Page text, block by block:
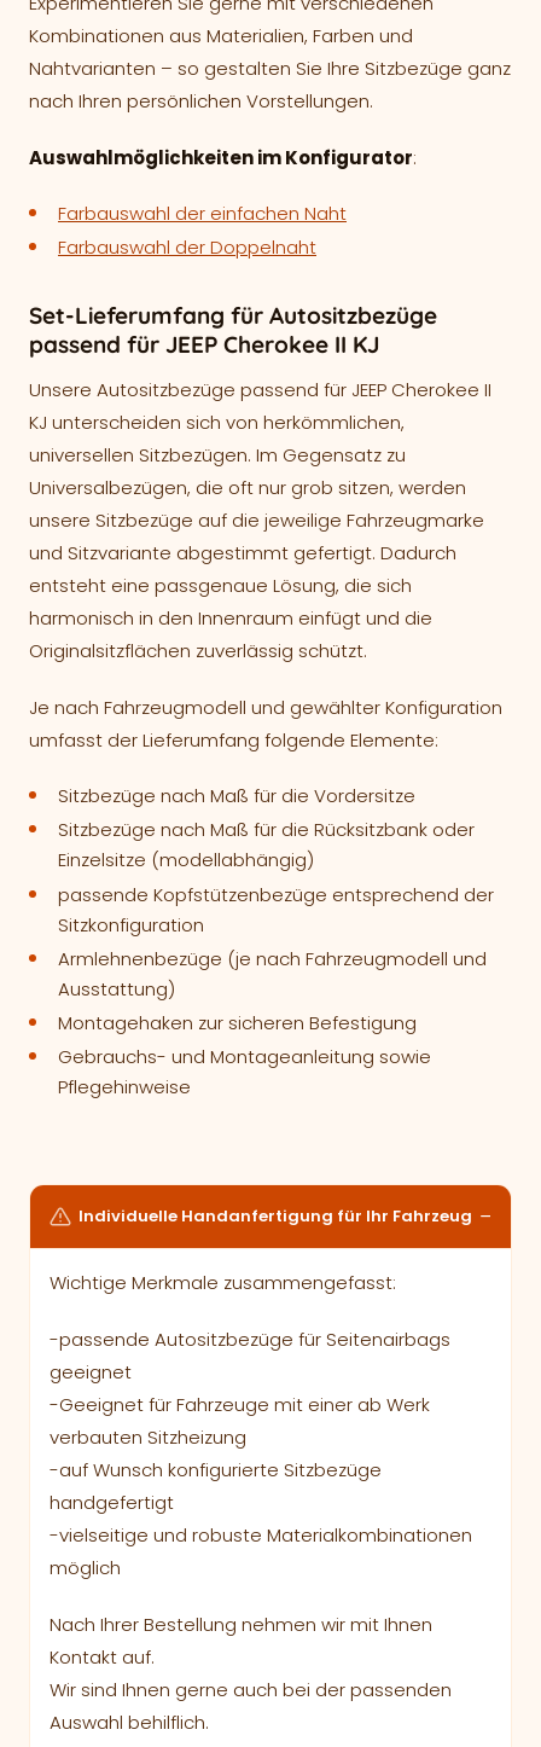
Kombinationen aus Materialien, Farben und
Nahtvarianten – so gestalten Sie Ihre Sitzbezüge ganz
nach Ihren persönlichen Vorstellungen.
Auswahlmöglichkeiten im Konfigurator:
Farbauswahl der einfachen Naht
Farbauswahl der Doppelnaht
Set-Lieferumfang für Autositzbezüge
passend für JEEP Cherokee II KJ
Unsere Autositzbezüge passend für JEEP Cherokee II
KJ unterscheiden sich von herkömmlichen,
universellen Sitzbezügen. Im Gegensatz zu
Universalbezügen, die oft nur grob sitzen, werden
unsere Sitzbezüge auf die jeweilige Fahrzeugmarke
und Sitzvariante abgestimmt gefertigt. Dadurch
entsteht eine passgenaue Lösung, die sich
harmonisch in den Innenraum einfügt und die
Originalsitzflächen zuverlässig schützt.
Je nach Fahrzeugmodell und gewählter Konfiguration
umfasst der Lieferumfang folgende Elemente:
Sitzbezüge nach Maß für die Vordersitze
Sitzbezüge nach Maß für die Rücksitzbank oder
Einzelsitze (modellabhängig)
passende Kopfstützenbezüge entsprechend der
Sitzkonfiguration
Armlehnenbezüge (je nach Fahrzeugmodell und
Ausstattung)
Montagehaken zur sicheren Befestigung
Gebrauchs- und Montageanleitung sowie
Pflegehinweise
Individuelle Handanfertigung für Ihr Fahrzeug
Wichtige Merkmale zusammengefasst:
-passende Autositzbezüge für Seitenairbags
geeignet
-Geeignet für Fahrzeuge mit einer ab Werk
verbauten Sitzheizung
-auf Wunsch konfigurierte Sitzbezüge
handgefertigt
-vielseitige und robuste Materialkombinationen
möglich
Nach Ihrer Bestellung nehmen wir mit Ihnen
Kontakt auf.
Wir sind Ihnen gerne auch bei der passenden
Auswahl behilflich.